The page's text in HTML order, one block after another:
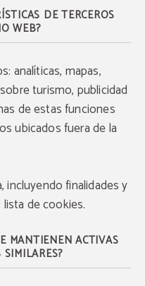
DE TERCEROS
WEB?
analíticas, mapas,
turismo, publicidad
de estas funciones
ubicados fuera de la
incluyendo finalidades y
de cookies.
MANTIENEN ACTIVAS
gratuito